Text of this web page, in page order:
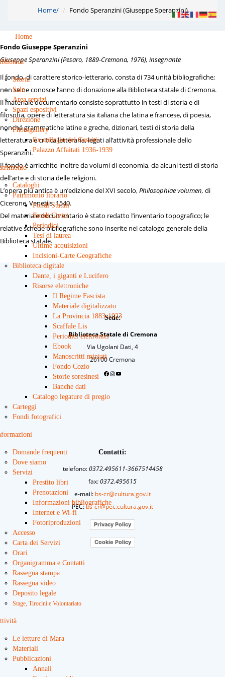
Home
Storia
Sale
Area servizi
Spazi espositivi
Direzione
Photogallery
Ex collegio dei Gesuiti
Palazzo Affaitati 1936-1939
Cataloghi
Patrimonio librario
Fondi Statali
Fondi Civici
Periodici
Tesi di laurea
Ultime acquisizioni
Incisioni-Carte Geografiche
Biblioteca digitale
Dante, i giganti e Lucifero
Risorse elettroniche
Il Regime Fascista
Materiale digitalizzato
La Provincia 1883-1923
Scaffale Lis
Periodici elettronici
Ebook
Manoscritti miniati
Fondo Cozio
Storie soresinesi
Banche dati
Catalogo legature di pregio
Carteggi
Fondi fotografici
Domande frequenti
Dove siamo
Servizi
Prestito libri
Prenotazioni
Informazioni bibliografiche
Internet e Wi-fi
Fotoriproduzioni
Accesso
Carta dei Servizi
Orari
Organigramma e Contatti
Rassegna stampa
Rassegna video
Deposito legale
Stage, Tirocini e Volontariato
Le letture di Mara
Materiali
Pubblicazioni
Annali
Home/ Fondo Speranzini (Giuseppe Speranzini)
Fondo Giuseppe Speranzini
Giuseppe Speranzini (Pesaro, 1889-Cremona, 1976), insegnante
Il fondo, di carattere storico-letterario, consta di 734 unità bibliografiche;
non se ne conosce l’anno di donazione alla Biblioteca statale di Cremona.
Il materiale documentario consiste soprattutto in testi di storia e di
filosofia, opere di letteratura sia italiana che latina e francese, di poesia,
nonché grammatiche latine e greche, dizionari, testi di storia della
letteratura e critica letteraria, legati all’attività professionale dello
Speranzini.
Il fondo è arricchito inoltre da volumi di economia, da alcuni testi di storia
dell’arte e di storia delle religioni.
L’opera più antica è un’edizione del XVI secolo,Philosophiae volumen, di
Cicerone, Venetiis, 1540.
Del materiale documentario è stato redatto l’inventario topografico; le
relative schede bibliografiche sono inserite nel catalogo generale della
Biblioteca statale.
Sede:
Biblioteca Statale di Cremona
Via Ugolani Dati, 4
26100 Cremona
Contatti:
telefono:0372.495611-3667514458
fax: 0372.495615
e-mail: bs-cr@cultura.gov.it
PEC:bs-cr@pec.cultura.gov.it
Privacy Policy
Cookie Policy